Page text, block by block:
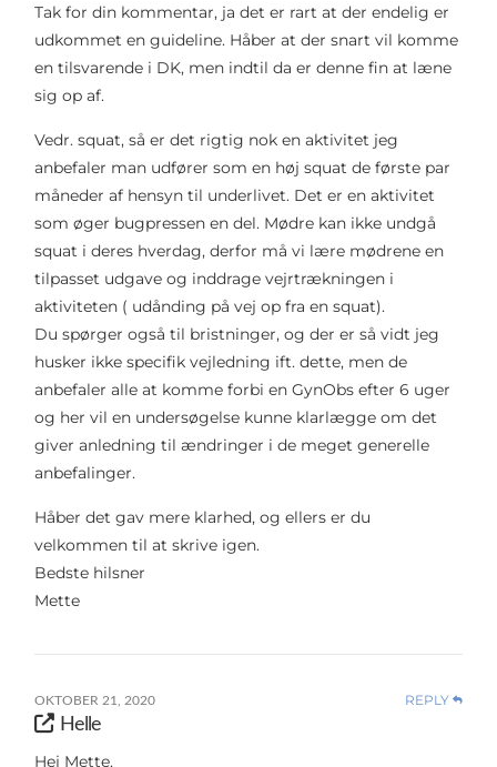
Tak for din kommentar, ja det er rart at der endelig er
udkommet en guideline. Håber at der snart vil komme
en tilsvarende i DK, men indtil da er denne fin at læne
sig op af.
Vedr. squat, så er det rigtig nok en aktivitet jeg
anbefaler man udfører som en høj squat de første par
måneder af hensyn til underlivet. Det er en aktivitet
som øger bugpressen en del. Mødre kan ikke undgå
squat i deres hverdag, derfor må vi lære mødrene en
tilpasset udgave og inddrage vejrtrækningen i
aktiviteten ( udånding på vej op fra en squat).
Du spørger også til bristninger, og der er så vidt jeg
husker ikke specifik vejledning ift. dette, men de
anbefaler alle at komme forbi en GynObs efter 6 uger
og her vil en undersøgelse kunne klarlægge om det
giver anledning til ændringer i de meget generelle
anbefalinger.
Håber det gav mere klarhed, og ellers er du
velkommen til at skrive igen.
Bedste hilsner
Mette
OKTOBER 21, 2020 REPLY
Helle
Hej Mette,